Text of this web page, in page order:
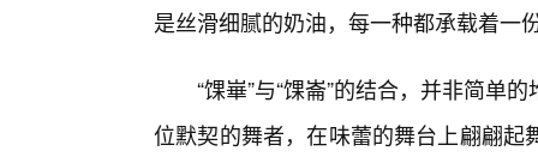
是丝滑细腻的奶油，每一种都承载着一
“馃崋”与“馃崙”的结合，并非简单
位默契的舞者，在味蕾的舞台上翩翩